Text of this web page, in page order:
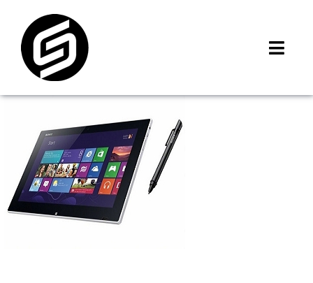
content
iMCheck APP
iPhone 回收價
線上商城
3C租賃